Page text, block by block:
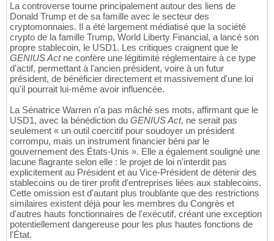
La controverse tourne principalement autour des liens de
Donald Trump et de sa famille avec le secteur des
cryptomonnaies. Il a été largement médiatisé que la société
crypto de la famille Trump, World Liberty Financial, a lancé son
propre stablecoin, le USD1. Les critiques craignent que le
GENIUS Actne confère une légitimité réglementaire à ce type
d'actif, permettant à l'ancien président, voire à un futur
président, de bénéficier directement et massivement d'une loi
qu'il pourrait lui-même avoir influencée.
La Sénatrice Warren n'a pas mâché ses mots, affirmant que le
USD1, avec la bénédiction du GENIUS Act, ne serait pas
seulement « un outil coercitif pour soudoyer un président
corrompu, mais un instrument financier béni par le
gouvernement des États-Unis ». Elle a également souligné une
lacune flagrante selon elle : le projet de loi n'interdit pas
explicitement au Président et au Vice-Président de détenir des
stablecoins ou de tirer profit d'entreprises liées aux stablecoins.
Cette omission est d'autant plus troublante que des restrictions
similaires existent déjà pour les membres du Congrès et
d'autres hauts fonctionnaires de l'exécutif, créant une exception
potentiellement dangereuse pour les plus hautes fonctions de
l'État.